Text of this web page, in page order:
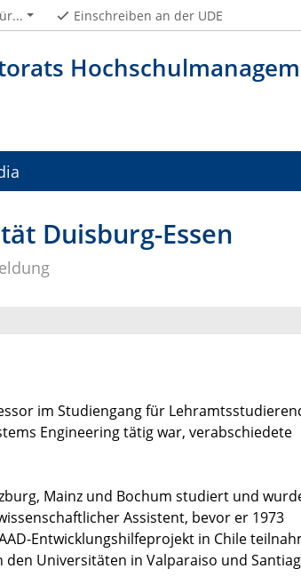
Einschreiben an der UDE
Duisburg-Essen
im Studiengang für
Engineering tätig war, verabschiedete
Mainz und Bochum studiert und
Assistent, bevor er 1973
Entwicklungshilfeprojekt in Chile
Universitäten in Valparaiso und